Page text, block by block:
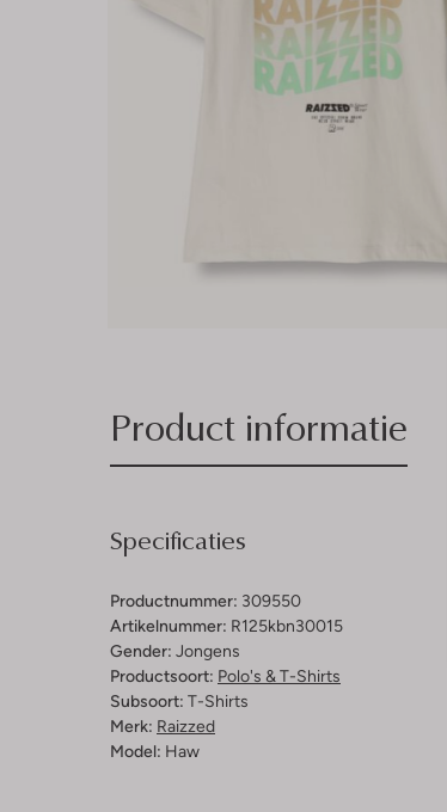
Product informatie
Specificaties
Productnummer: 309550
Artikelnummer: R125kbn30015
Gender: Jongens
Productsoort: Polo's & T-Shirts
Subsoort: T-Shirts
Merk: Raizzed
Model: Haw